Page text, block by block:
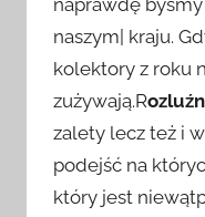
naprawdę
naszym| kraju.
kolektory z roku
zużywają.R
zalety lecz też i
podejść na
który jest